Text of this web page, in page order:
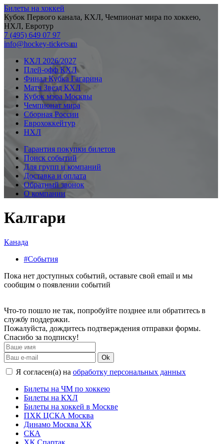
Билеты на хоккей
Кубок Первого канала, КХЛ, Чемпионат мира по хоккею,
НХЛ, Евротур
7 (495) 649 07 97
info@hockey-tickets.ru
КХЛ 2026/2027
Плей-офф КХЛ
Финал Кубка Гагарина
Матч Звезд КХЛ
Кубок мэра Москвы
Чемпионат мира
Сборная России
Еврохоккейтур
НХЛ
Гарантия покупки билетов
Поиск событий
Для групп и компаний
Доставка и оплата
Обратный звонок
О компании
Калгари
Канада
#События
Пока нет доступных событий, оставьте свой email и мы
сообщим о появлении событий
Что-то пошло не так, попробуйте позднее или обратитесь в
службу поддержки.
Пожалуйста, дождитесь подтверждения отправки формы.
Спасибо за подписку!
Ok
Я согласен(а) на обработку персональных данных
Билеты на ЧМ по хоккею
Билеты на КХЛ
Билеты на хоккей в Москве
ПХК ЦСКА Москва
Динамо Москва ХК
СКА
ХК Спартак